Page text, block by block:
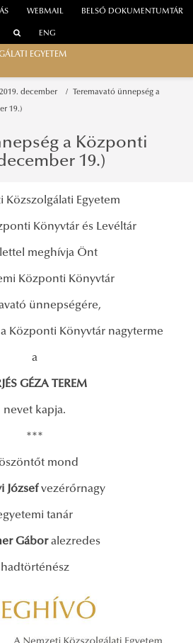
WEBMAIL BELSŐ DOKUMENTUMTÁR
ENG
EGYETEM
2019. december Teremavató ünnepség a
19.)
a Központi
19.)
Közszolgálati Egyetem
Könyvtár és Levéltár
meghívja Önt
Központi Könyvtár
ünnepségére,
Központi Könyvtár nagyterme
a
GÉZA TEREM
nevet kapja.
***
mond
Józsefvezérőrnagy
tanár
Gáboralezredes
hadtörténész